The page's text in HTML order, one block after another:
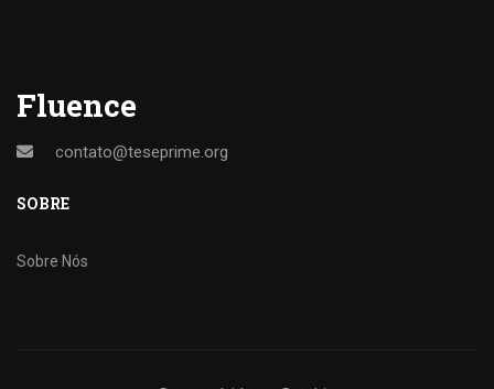
Fluence
contato@teseprime.org
SOBRE
Sobre Nós